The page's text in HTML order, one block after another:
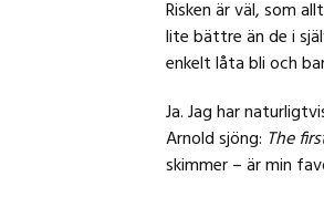
Risken är väl, som
lite bättre än de i
enkelt låta bli och
Ja. Jag har
Arnold sjöng: The
skimmer – är min